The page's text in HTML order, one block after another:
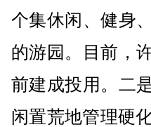
个集休闲、健身
的游园。目前，
前建成投用。二
闲置荒地管理硬